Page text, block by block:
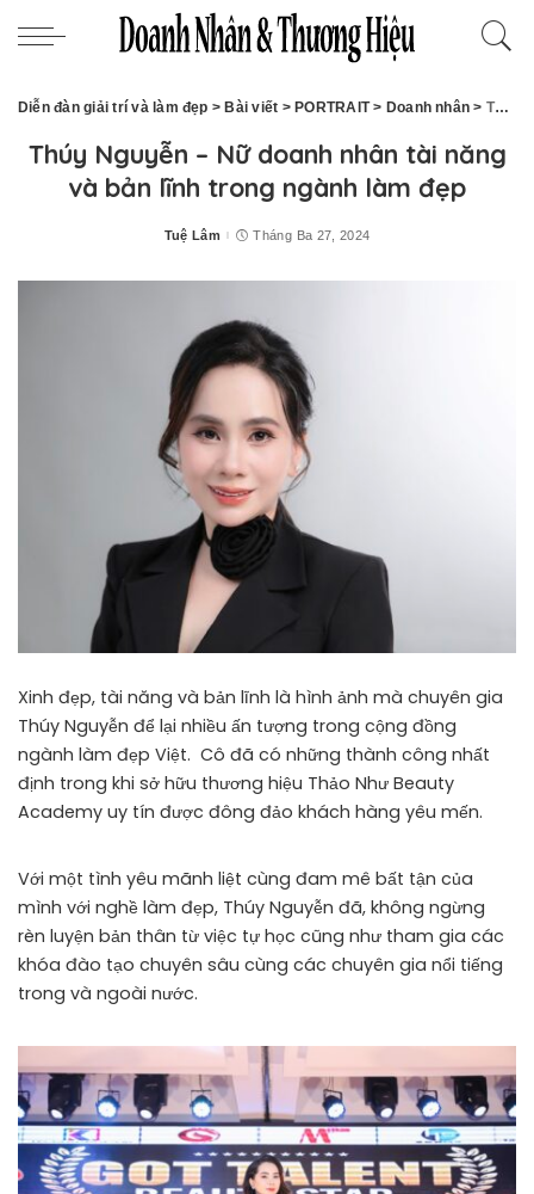
Diễn đàn giải trí và làm đẹp > Bài viết > PORTRAIT> Doanh nhân > Thúy Nguyễn – Nữ doanh nhân tài năng và bản lĩnh trong ngành làm đẹp
Thúy Nguyễn – Nữ doanh nhân tài năng
và bản lĩnh trong ngành làm đẹp
Posted
Tuệ Lâm Tháng Ba 27, 2024
Xinh đẹp, tài năng và bản lĩnh là hình ảnh mà chuyên gia
Thúy Nguyễn để lại nhiều ấn tượng trong cộng đồng
ngành làm đẹp Việt. Cô đã có những thành công nhất
định trong khi sở hữu thương hiệu Thảo Như Beauty
Academy uy tín được đông đảo khách hàng yêu mến.
Với một tình yêu mãnh liệt cùng đam mê bất tận của
mình với nghề làm đẹp, Thúy Nguyễn đã, không ngừng
rèn luyện bản thân từ việc tự học cũng như tham gia các
khóa đào tạo chuyên sâu cùng các chuyên gia nổi tiếng
trong và ngoài nước.